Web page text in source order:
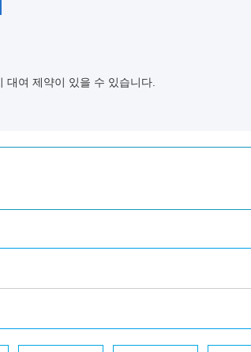
여 제약이 있을 수 있습니다.